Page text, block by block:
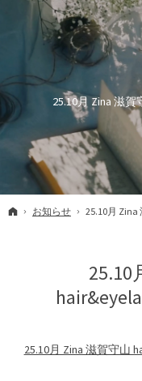
25.10月 Zina 滋賀
ホーム
お知らせ 25.10月 Zina
25.10
25.10月 Zina 滋賀守山